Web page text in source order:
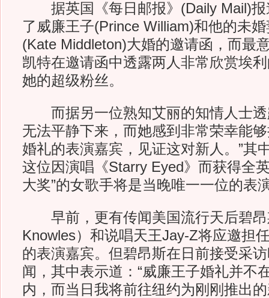
据英国《每日邮报》(Daily Mail)报
了威廉王子(Prince William)和他的未
(Kate Middleton)大婚的邀请函，而最
凯特在邀请函中透露两人非常欣赏埃
她的超级粉丝。
而据另一位熟知艾丽的知情人士透
无法平静下来，而她感到非常荣幸能
婚礼的表演嘉宾，见证这对新人。”其
这位因演唱《Starry Eyed》而获得全
大奖”的女歌手将是当晚唯一一位的表
早前，更有传闻美国流行天后碧昂
Knowles）和说唱天王Jay-Z将应邀担
的表演嘉宾。但碧昂斯在日前接受采
闻，其中表示道：“威廉王子婚礼并不
内，而当日我将前往纽约为刚刚推出